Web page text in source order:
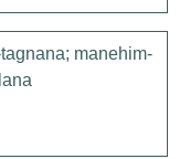
manehim-